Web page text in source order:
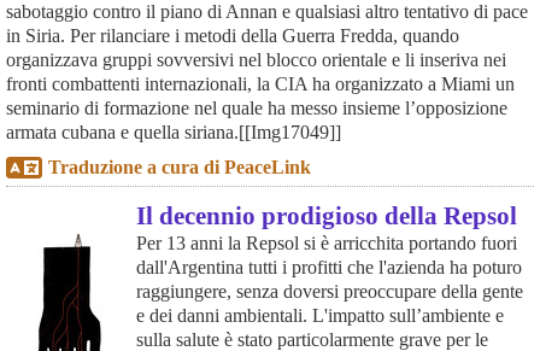
sabotaggio contro il piano di Annan e qualsiasi altro tentativo di pace
in Siria. Per rilanciare i metodi della Guerra Fredda, quando
organizzava gruppi sovversivi nel blocco orientale e li inseriva nei
fronti combattenti internazionali, la CIA ha organizzato a Miami un
seminario di formazione nel quale ha messo insieme l’opposizione
armata cubana e quella siriana.[[Img17049]]
Traduzione a cura di PeaceLink
Il decennio prodigioso della Repsol
Per 13 anni la Repsol si è arricchita portando fuori
dall'Argentina tutti i profitti che l'azienda ha poturo
raggiungere, senza doversi preoccupare della gente
e dei danni ambientali. L'impatto sull’ambiente e
sulla salute è stato particolarmente grave per le